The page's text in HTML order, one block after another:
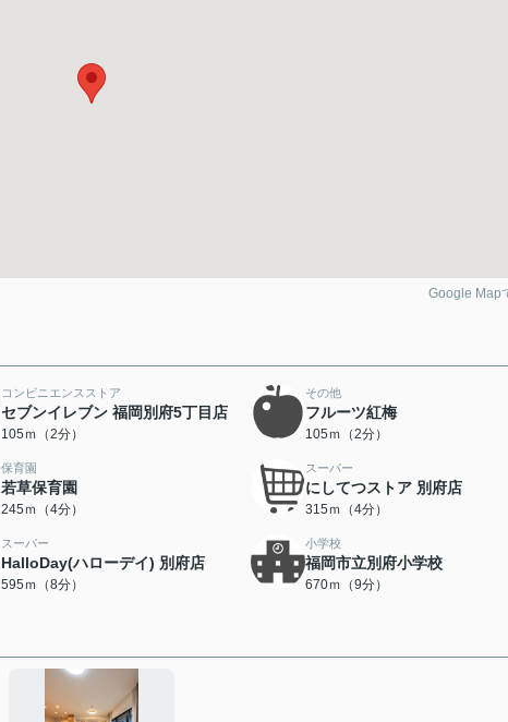
Google Map
コンビニエンスストア
セブンイレブン 福岡別府5丁目店
105ｍ（2分）
その他
フルーツ紅梅
105ｍ（2分）
保育園
若草保育園
245ｍ（4分）
スーパー
にしてつストア 別府店
315ｍ（4分）
スーパー
HalloDay(ハローデイ) 別府店
595ｍ（8分）
小学校
福岡市立別府小学校
670ｍ（9分）